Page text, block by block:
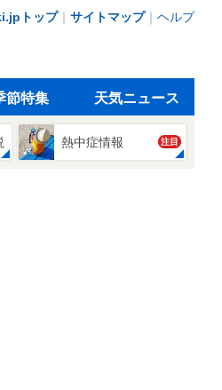
トップ｜ サイトマップ｜ ヘルプ
節特集 天気ニュース
熱中症情報 注目